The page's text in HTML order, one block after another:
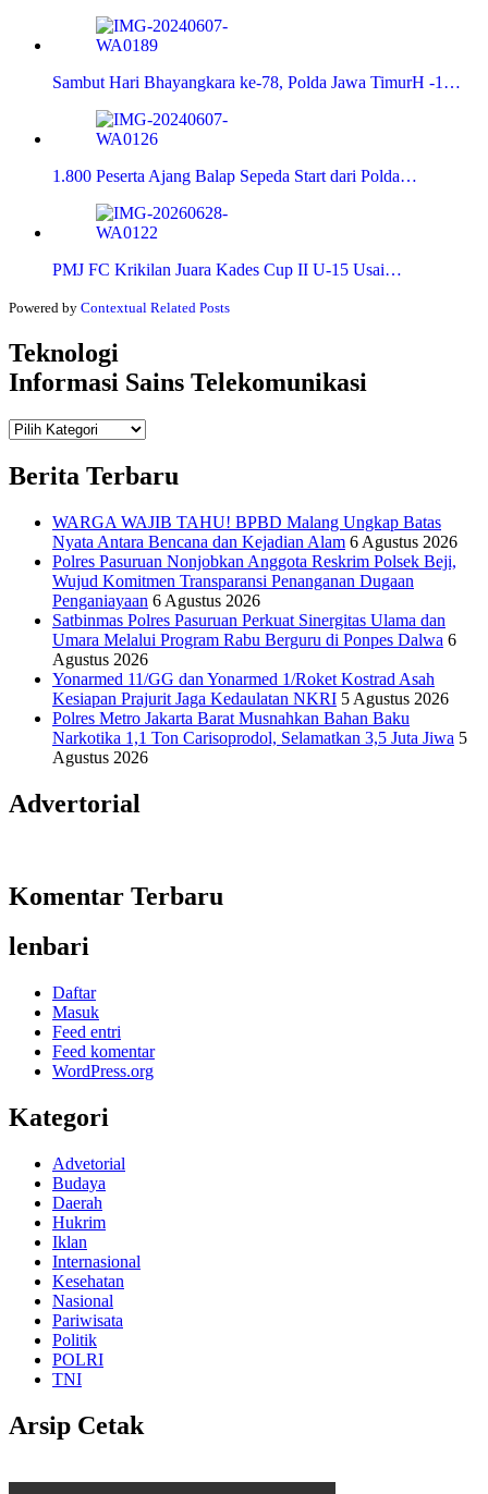
Sambut Hari Bhayangkara ke-78, Polda Jawa TimurH -1…
1.800 Peserta Ajang Balap Sepeda Start dari Polda…
PMJ FC Krikilan Juara Kades Cup II U-15 Usai…
Powered by Contextual Related Posts
Teknologi
Informasi Sains Telekomunikasi
Teknologi
Berita Terbaru
WARGA WAJIB TAHU! BPBD Malang Ungkap Batas
Nyata Antara Bencana dan Kejadian Alam 6 Agustus 2026
Polres Pasuruan Nonjobkan Anggota Reskrim Polsek Beji,
Wujud Komitmen Transparansi Penanganan Dugaan
Penganiayaan 6 Agustus 2026
Satbinmas Polres Pasuruan Perkuat Sinergitas Ulama dan
Umara Melalui Program Rabu Berguru di Ponpes Dalwa 6
Agustus 2026
Yonarmed 11/GG dan Yonarmed 1/Roket Kostrad Asah
Kesiapan Prajurit Jaga Kedaulatan NKRI 5 Agustus 2026
Polres Metro Jakarta Barat Musnahkan Bahan Baku
Narkotika 1,1 Ton Carisoprodol, Selamatkan 3,5 Juta Jiwa 5
Agustus 2026
Advertorial
Komentar Terbaru
lenbari
Daftar
Masuk
Feed entri
Feed komentar
WordPress.org
Kategori
Advetorial
Budaya
Daerah
Hukrim
Iklan
Internasional
Kesehatan
Nasional
Pariwisata
Politik
POLRI
TNI
Arsip Cetak